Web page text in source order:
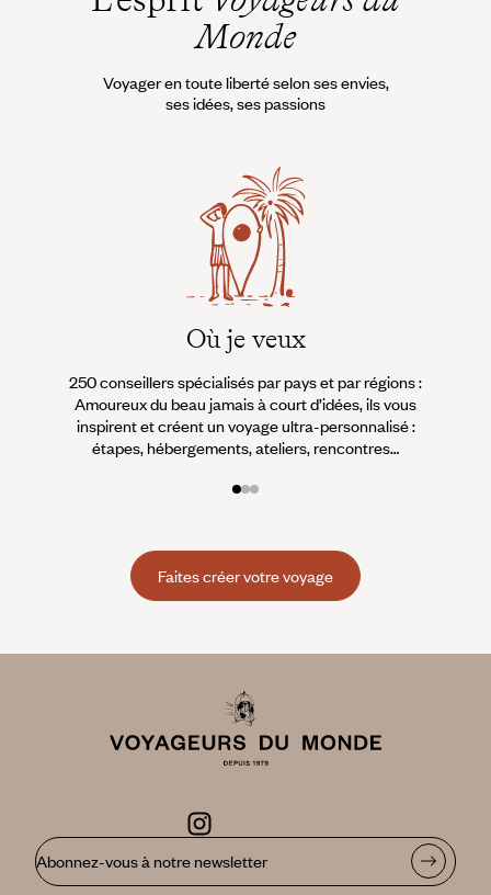
Monde
Voyager en toute liberté selon ses envies,
ses idées, ses passions
Où je veux
250 conseillers spécialisés par pays et par régions :
Amoureux du beau jamais à court d’idées, ils vous
inspirent et créent un voyage ultra-personnalisé :
étapes, hébergements, ateliers, rencontres…
Faites créer votre voyage
Abonnez-vous à notre newsletter